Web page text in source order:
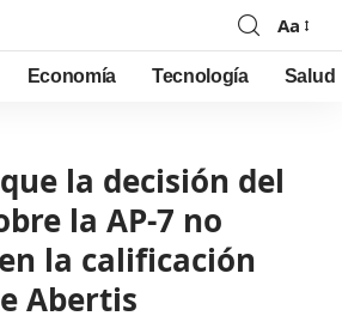
Font
Resizer
Aa
Economía Tecnología Salud
la decisión del
la AP-7 no
la calificación
Abertis